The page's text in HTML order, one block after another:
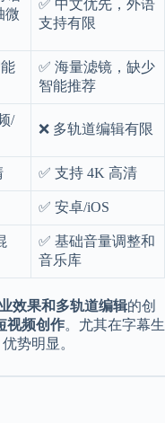
微
✅ 中文优先，外语
支持有限
✅ 海量滤镜，缺少
智能推荐
/
❌ 多轨道编辑有限
✅ 支持 4K 高清
✅ 安卓/iOS
✅ 基础音量调整和
音乐库
效果和多轨道编辑的创
视频创作。尤其在字幕生
势明显。